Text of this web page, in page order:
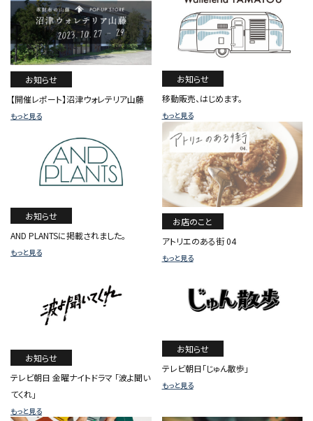
お知らせ
【開催レポート】沼津ウォレテリア山藤
もっと見る
お知らせ
移動販売、はじめます。
もっと見る
お知らせ
AND PLANTSに掲載されました。
もっと見る
お店のこと
アトリエのある街 04
もっと見る
お知らせ
テレビ朝日 金曜ナイトドラマ 「波よ聞い
てくれ」
もっと見る
お知らせ
テレビ朝日「じゅん散歩」
もっと見る